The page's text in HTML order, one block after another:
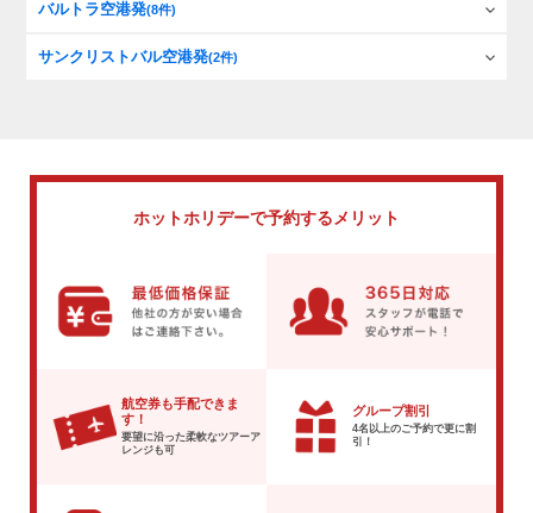
バルトラ空港発(8件)
サンクリストバル空港発(2件)
ホットホリデーで予約するメリット
航空券も手配できま
す！
要望に沿った柔軟なツアーア
レンジも可
グループ割引
4名以上のご予約で更に割
引！